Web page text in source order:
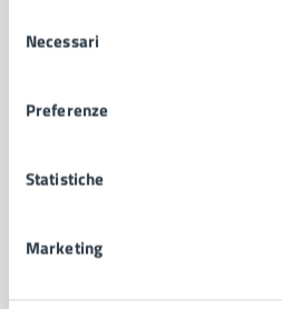
delNecessari
Preferenze
Statistiche
Marketing
Municipalità
Uffici
Politici
Intranet, posta aziendale e protocollo
CATEGORIE DI SERVIZIO